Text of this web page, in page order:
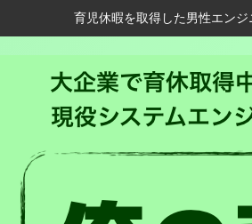
育児休暇を取得した男性エン